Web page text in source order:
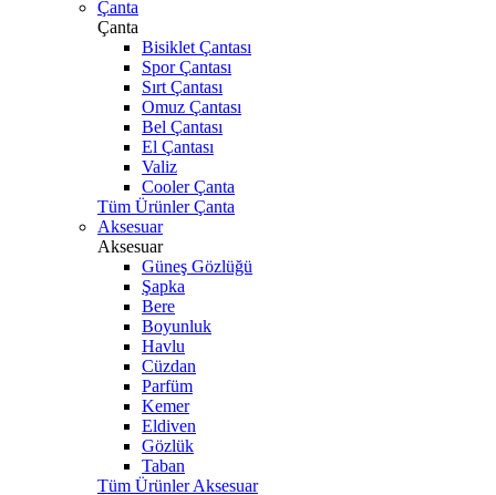
Çanta
Çanta
Bisiklet Çantası
Spor Çantası
Sırt Çantası
Omuz Çantası
Bel Çantası
El Çantası
Valiz
Cooler Çanta
Tüm Ürünler Çanta
Aksesuar
Aksesuar
Güneş Gözlüğü
Şapka
Bere
Boyunluk
Havlu
Cüzdan
Parfüm
Kemer
Eldiven
Gözlük
Taban
Tüm Ürünler Aksesuar